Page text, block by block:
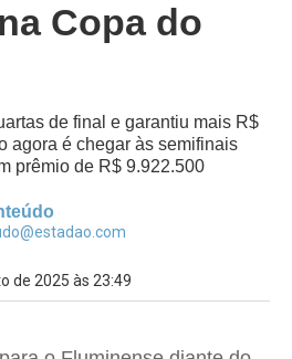
Copa do
de final e garantiu mais R$
agora é chegar às semifinais
prêmio de R$ 9.922.500
de 2025 às 23:49